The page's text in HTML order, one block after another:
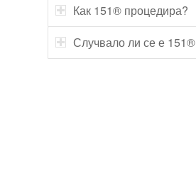
Как 151® процедира?
Случвало ли се е